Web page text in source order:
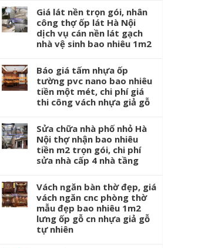
Giá lát nền trọn gói, nhân
công thợ ốp lát Hà Nội
dịch vụ cán nền lát gạch
nhà vệ sinh bao nhiêu 1m2
Báo giá tấm nhựa ốp
tường pvc nano bao nhiêu
tiền một mét, chi phí giá
thi công vách nhựa giả gỗ
Sửa chữa nhà phố nhỏ Hà
Nội thợ nhận bao nhiêu
tiền m2 trọn gói, chi phí
sửa nhà cấp 4 nhà tầng
Vách ngăn bàn thờ đẹp, giá
vách ngăn cnc phòng thờ
mẫu đẹp bao nhiêu 1m2
lưng ốp gỗ cn nhựa giả gỗ
tự nhiên